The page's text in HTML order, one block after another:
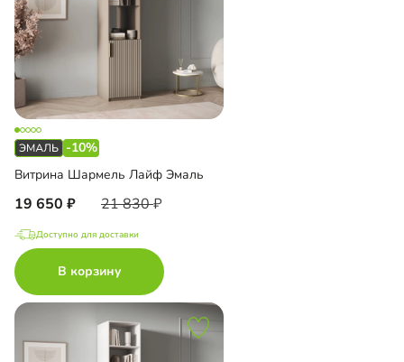
-10%
Витрина Шармель Лайф Эмаль
19 650 21 830
Доступно для доставки
В корзину